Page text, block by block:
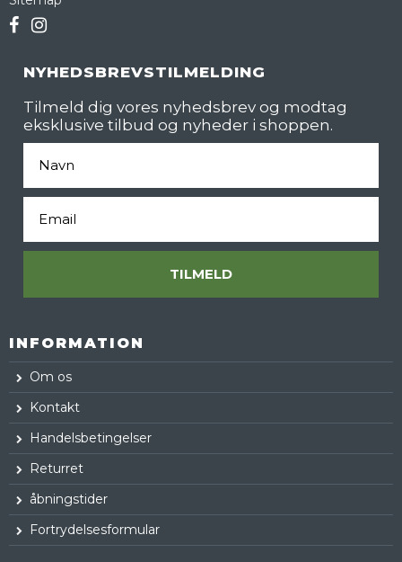
NYHEDSBREVSTILMELDING
Tilmeld dig vores nyhedsbrev og modtag
eksklusive tilbud og nyheder i shoppen.
TILMELD
INFORMATION
Om os
Kontakt
Handelsbetingelser
Returret
åbningstider
Fortrydelsesformular